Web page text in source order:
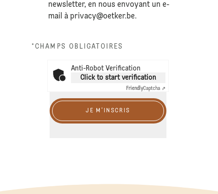
newsletter, en nous envoyant un e-
mail àprivacy@oetker.be.
*CHAMPS OBLIGATOIRES
Anti-Robot Verification
Click to start verification
FriendlyCaptcha ⇗
JE M'INSCRIS